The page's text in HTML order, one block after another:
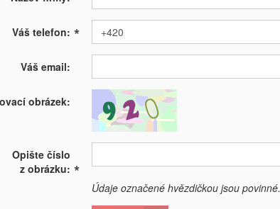
Váš telefon: *
Váš email:
obrázek:
Opište číslo
z obrázku: *
Údaje označené hvězdičkou jsou povinné.